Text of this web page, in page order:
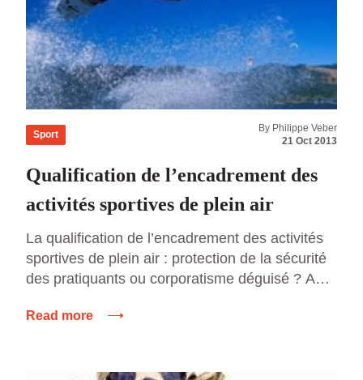
Sport
By Philippe Veber
21 Oct 2013
Qualification de l’encadrement des
activités sportives de plein air
La qualification de l’encadrement des activités
sportives de plein air : protection de la sécurité
des pratiquants ou corporatisme déguisé ? A
l’enseignement des sports de plein air en
Read more